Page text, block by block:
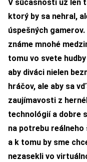
V súčasnosti už len
ktorý by sa nehral,
úspešných gamerov.
známe mnohé
tomu vo svete
aby diváci nielen
hráčov, ale aby sa
zaujímavosti z
technológií a dobre
na potrebu
a k tomu by sme
nezasekli vo